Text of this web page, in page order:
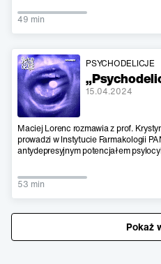
49 min
PSYCHODELICJE
15.04.2024
Maciej Lorenc rozmawia z prof.
prowadzi w Instytucie Farmakologii
antydepresyjnym potencjałem
53 min
Pokaż